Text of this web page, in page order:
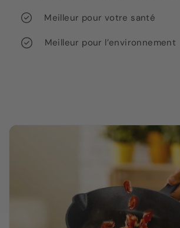
Meilleur pour votre santé
Meilleur pour l’environnement